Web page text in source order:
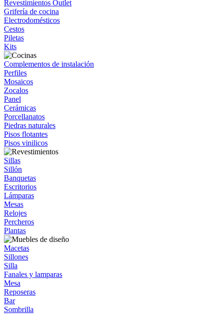
Revestimientos Outlet
Grifería de cocina
Electrodomésticos
Cestos
Piletas
Kits
Complementos de instalación
Perfiles
Mosaicos
Zocalos
Panel
Cerámicas
Porcellanatos
Piedras naturales
Pisos flotantes
Pisos vinilicos
Sillas
Sillón
Banquetas
Escritorios
Lámparas
Mesas
Relojes
Percheros
Plantas
Macetas
Sillones
Silla
Fanales y lamparas
Mesa
Reposeras
Bar
Sombrilla